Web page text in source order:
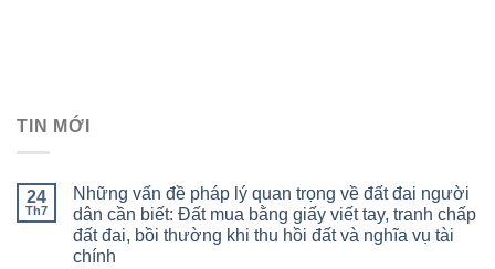
TIN MỚI
24
Th7
Những vấn đề pháp lý quan trọng về đất đai người
dân cần biết: Đất mua bằng giấy viết tay, tranh chấp
đất đai, bồi thường khi thu hồi đất và nghĩa vụ tài
chính